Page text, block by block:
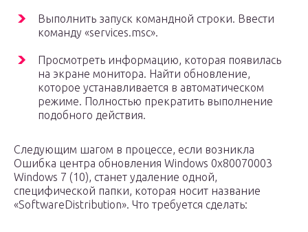
Выполнить запуск командной строки. Ввести
команду «services.msc».
Просмотреть информацию, которая появилась
на экране монитора. Найти обновление,
которое устанавливается в автоматическом
режиме. Полностью прекратить выполнение
подобного действия.
Следующим шагом в процессе, если возникла
Ошибка центра обновления Windows 0x80070003
Windows 7 (10), станет удаление одной,
специфической папки, которая носит название
«SoftwareDistribution». Что требуется сделать: